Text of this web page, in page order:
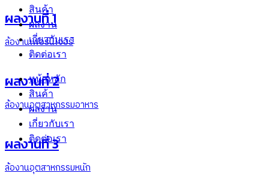
สินค้า
ผลงาน
เกี่ยวกับเรา
ติดต่อเรา
หน้าหลัก
สินค้า
ผลงาน
เกี่ยวกับเรา
ติดต่อเรา
ผลงานที่ 1
ล้องานเฟอร์นิเจอร์
ผลงานที่ 2
ล้องานอุตสาหกรรมอาหาร
ผลงานที่ 3
ล้องานอุตสาหกรรมหนัก